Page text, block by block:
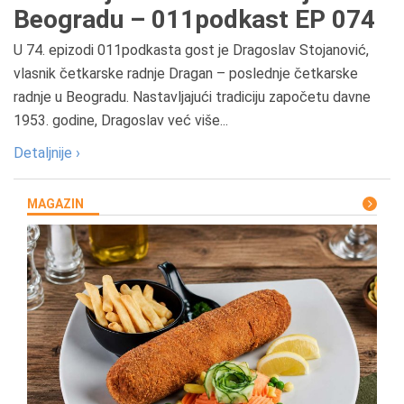
Beogradu – 011podkast EP 074
U 74. epizodi 011podkasta gost je Dragoslav Stojanović,
vlasnik četkarske radnje Dragan – poslednje četkarske
radnje u Beogradu. Nastavljajući tradiciju započetu davne
1953. godine, Dragoslav već više...
Detaljnije ›
MAGAZIN